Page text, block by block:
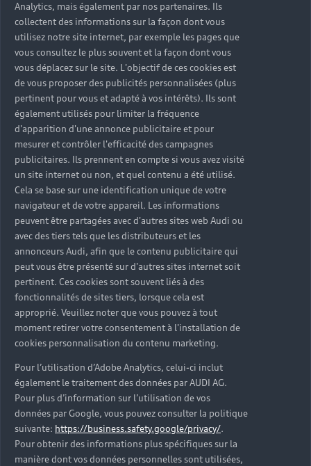
Analytics, mais également par nos partenaires. Ils
collectent des informations sur la façon dont vous
utilisez notre site internet, par exemple les pages que
vous consultez le plus souvent et la façon dont vous
vous déplacez sur le site. L'objectif de ces cookies est
de vous proposer des publicités personnalisées (plus
pertinent pour vous et adapté à vos intérêts). Ils sont
également utilisés pour limiter la fréquence
d'apparition d'une annonce publicitaire et pour
mesurer et contrôler l'efficacité des campagnes
publicitaires. Ils prennent en compte si vous avez visité
un site internet ou non, et quel contenu a été utilisé.
Cela se base sur une identification unique de votre
navigateur et de votre appareil. Les informations
peuvent être partagées avec d'autres sites web Audi ou
avec des tiers tels que les distributeurs et les
annonceurs Audi, afin que le contenu publicitaire qui
peut vous être présenté sur d'autres sites internet soit
pertinent. Ces cookies sont souvent liés à des
fonctionnalités de sites tiers, lorsque cela est
approprié. Veuillez noter que vous pouvez à tout
moment retirer votre consentement à l'installation de
cookies personnalisation du contenu marketing.
Pour l’utilisation d’Adobe Analytics, celui-ci inclut
également le traitement des données par AUDI AG.
Pour plus d’information sur l’utilisation de vos
données par Google, vous pouvez consulter la politique
suivante: https://business.safety.google/privacy/.
Pour obtenir des informations plus spécifiques sur la
manière dont vos données personnelles sont utilisées,